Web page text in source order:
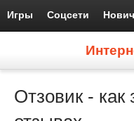
Игры Соцсети
Отзовик - как